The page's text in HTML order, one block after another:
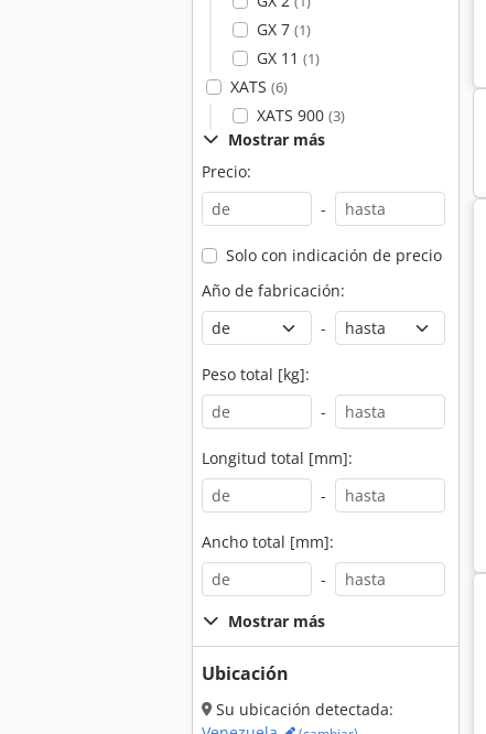
GX 7 (1)
GX 11 (1)
XATS (6)
XATS 900 (3)
Mostrar más
Precio:
-
Solo con indicación de precio
Año de fabricación:
-
Peso total [kg]:
-
Longitud total [mm]:
-
Ancho total [mm]:
-
Mostrar más
Ubicación
Su ubicación detectada:
Compresores De Tornillo